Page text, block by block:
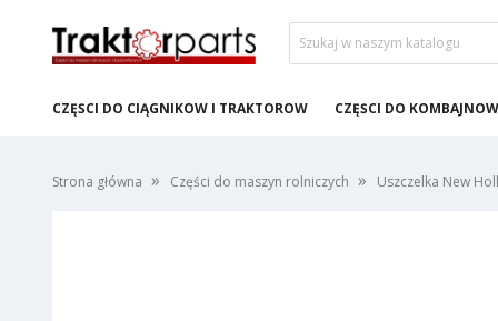
CZĘŚCI DO CIĄGNIKÓW I TRAKTORÓW CZĘŚCI DO KOMBAJNÓW
Strona główna Części do maszyn rolniczych Uszczelka New